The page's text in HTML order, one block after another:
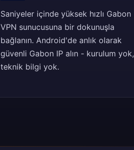
Saniyeler içinde yüksek hızlı Gabon
VPN sunucusuna bir dokunuşla
bağlanın. Android'de anlık olarak
güvenli Gabon IP alın - kurulum yok,
teknik bilgi yok.